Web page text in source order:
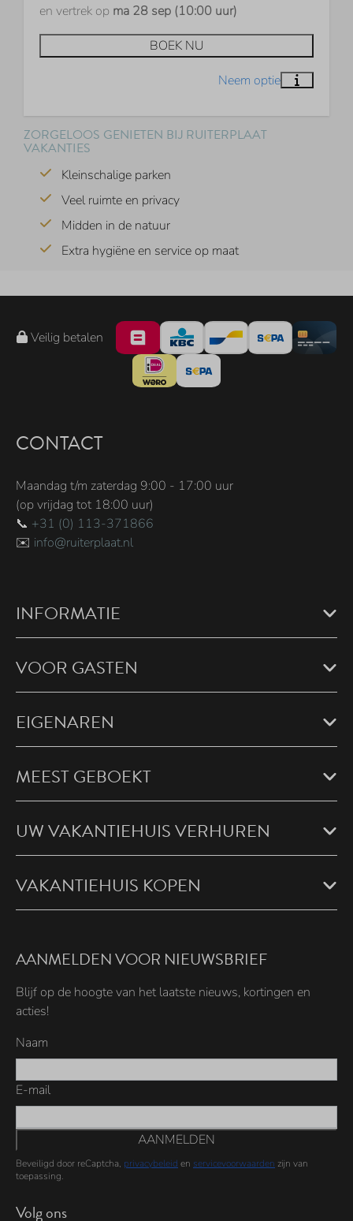
en vertrek op ma 28 sep (10:00 uur)
BOEK NU
ZORGELOOS GENIETEN BIJ RUITERPLAAT
VAKANTIES
Kleinschalige parken
Veel ruimte en privacy
Midden in de natuur
Extra hygiëne en service op maat
Veilig betalen
CONTACT
Maandag t/m zaterdag 9:00 - 17:00 uur
(op vrijdag tot 18:00 uur)
📞 +31 (0) 113-371866
✉️ info@ruiterplaat.nl
INFORMATIE
VOOR GASTEN
EIGENAREN
MEEST GEBOEKT
UW VAKANTIEHUIS VERHUREN
VAKANTIEHUIS KOPEN
AANMELDEN VOOR NIEUWSBRIEF
Blijf op de hoogte van het laatste nieuws, kortingen en
acties!
Naam
E-mail
AANMELDEN
Beveiligd door reCaptcha, privacybeleid en servicevoorwaarden zijn van
toepassing.
Volg ons